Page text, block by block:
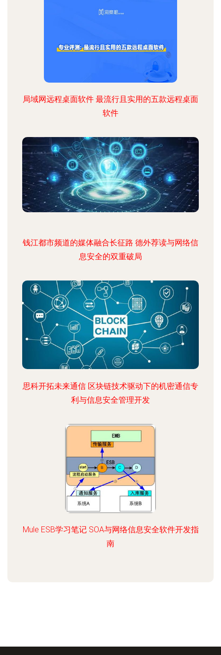
局域网远程桌面软件 最流行且实用的五款远程桌面
软件
钱江都市频道的媒体融合长征路 德外荐读与网络信
息安全的双重破局
思科开拓未来通信 区块链技术驱动下的机密通信专
利与信息安全管理开发
Mule ESB学习笔记 SOA与网络信息安全软件开发指
南